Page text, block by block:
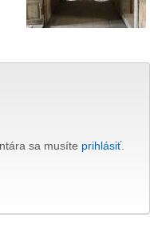
sa musíte prihlásiť.